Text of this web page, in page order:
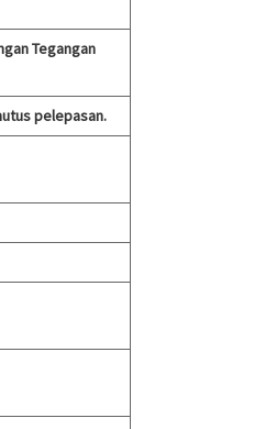
Tegangan
pelepasan.